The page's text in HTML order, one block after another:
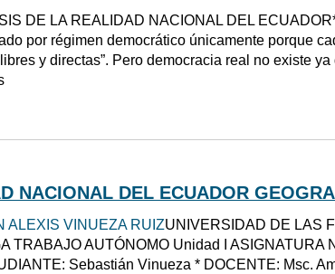
DE LA REALIDAD NACIONAL DEL
por régimen democrático únicamente porque
y directas”. Pero democracia real no existe
NACIONAL DEL ECUADOR
ALEXIS VINUEZA RUIZUNIVERSIDAD DE LAS
TRABAJO AUTÓNOMO Unidad I
Sebastián Vinueza * DOCENTE: Msc.